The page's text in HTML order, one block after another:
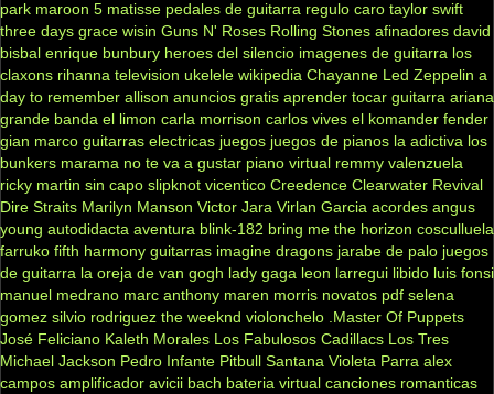
park maroon 5 matisse pedales de guitarra regulo caro taylor swift
three days grace wisin Guns N' Roses Rolling Stones afinadores david
bisbal enrique bunbury heroes del silencio imagenes de guitarra los
claxons rihanna television ukelele wikipedia Chayanne Led Zeppelin a
day to remember allison anuncios gratis aprender tocar guitarra ariana
grande banda el limon carla morrison carlos vives el komander fender
gian marco guitarras electricas juegos juegos de pianos la adictiva los
bunkers marama no te va a gustar piano virtual remmy valenzuela
ricky martin sin capo slipknot vicentico Creedence Clearwater Revival
Dire Straits Marilyn Manson Victor Jara Virlan Garcia acordes angus
young autodidacta aventura blink-182 bring me the horizon cosculluela
farruko fifth harmony guitarras imagine dragons jarabe de palo juegos
de guitarra la oreja de van gogh lady gaga leon larregui libido luis fonsi
manuel medrano marc anthony maren morris novatos pdf selena
gomez silvio rodriguez the weeknd violonchelo .Master Of Puppets
José Feliciano Kaleth Morales Los Fabulosos Cadillacs Los Tres
Michael Jackson Pedro Infante Pitbull Santana Violeta Parra alex
campos amplificador avicii bach bateria virtual canciones romanticas